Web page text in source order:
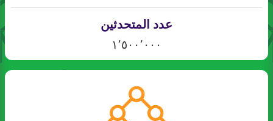
عدد المتحدثين
١٬٥٠٠٬٠٠٠